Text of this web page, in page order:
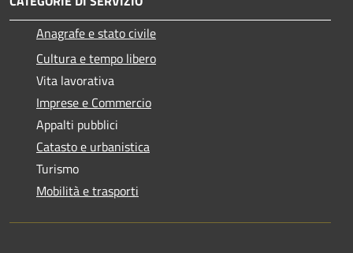
Anagrafe e stato civile
Cultura e tempo libero
Vita lavorativa
Imprese e Commercio
Appalti pubblici
Catasto e urbanistica
Turismo
Mobilità e trasporti